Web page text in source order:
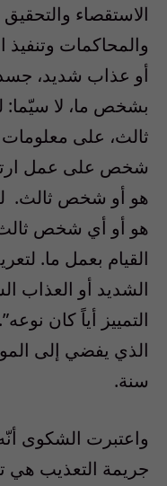
الاستقصاء
والمحاكمات وتنفيذ
أو عذاب شديد،
بشخص ما، لا
ثالث، على
شخص على عمل
هو أو شخص ثالث.
هو أو أي شخص ثالث
القيام بعمل ما.
الشديد أو العذاب
التمييز أياً كان
سنة.
واعتبرت الشكوى
جريمة التعذيب هي